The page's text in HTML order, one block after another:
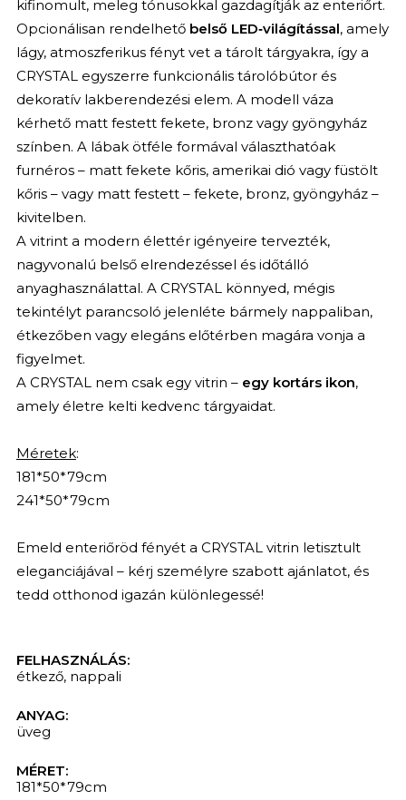
kifinomult, meleg tónusokkal gazdagítják az enteriőrt.
Opcionálisan rendelhető belső LED‑világítással, amely
lágy, atmoszferikus fényt vet a tárolt tárgyakra, így a
CRYSTAL egyszerre funkcionális tárolóbútor és
dekoratív lakberendezési elem. A modell váza
kérhető matt festett fekete, bronz vagy gyöngyház
színben. A lábak ötféle formával választhatóak
furnéros – matt fekete kőris, amerikai dió vagy füstölt
kőris – vagy matt festett – fekete, bronz, gyöngyház –
kivitelben.
A vitrint a modern élettér igényeire tervezték,
nagyvonalú belső elrendezéssel és időtálló
anyaghasználattal. A CRYSTAL könnyed, mégis
tekintélyt parancsoló jelenléte bármely nappaliban,
étkezőben vagy elegáns előtérben magára vonja a
figyelmet.
A CRYSTAL nem csak egy vitrin – egy kortárs ikon,
amely életre kelti kedvenc tárgyaidat.
Méretek:
181*50*79cm
241*50*79cm
Emeld enteriőröd fényét a CRYSTAL vitrin letisztult
eleganciájával – kérj személyre szabott ajánlatot, és
tedd otthonod igazán különlegessé!
FELHASZNÁLÁS:
étkező, nappali
ANYAG:
üveg
MÉRET:
181*50*79cm